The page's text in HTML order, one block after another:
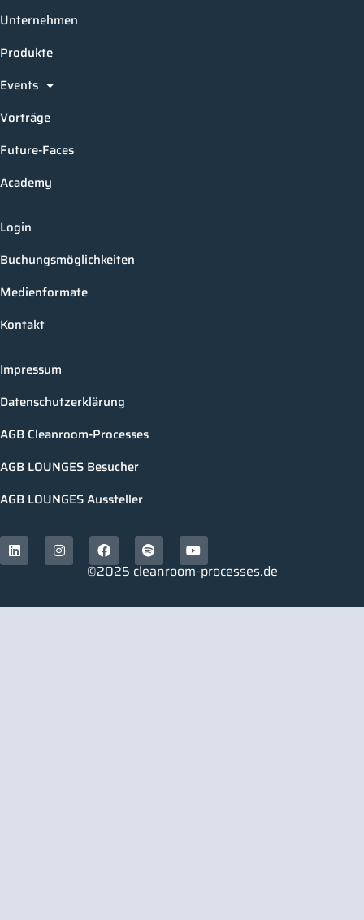
Unternehmen
Produkte
Events
Vorträge
Future-Faces
Academy
Login
Buchungsmöglichkeiten
Medienformate
Kontakt
Impressum
Datenschutzerklärung
AGB Cleanroom-Processes
AGB LOUNGES Besucher
AGB LOUNGES Aussteller
©2025 cleanroom-processes.de